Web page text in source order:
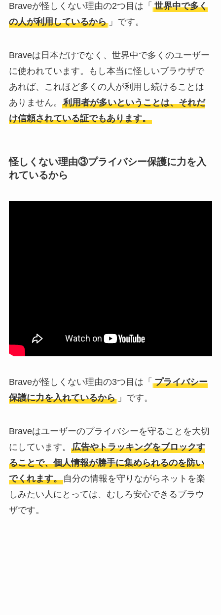
Braveが怪しくない理由の2つ目は「 世界中で多く
の人が利用しているから 」です。
Braveは日本だけでなく、世界中で多くのユーザー
に使われています。もし本当に怪しいブラウザで
あれば、これほど多くの人が利用し続けることは
ありません。 利用者が多いということは、それだ
け信頼されている証でもあります。
怪しくない理由③プライバシー保護に力を入
れているから
Braveが怪しくない理由の3つ目は「 プライバシー
保護に力を入れているから 」です。
Braveはユーザーのプライバシーを守ることを大切
にしています。 広告やトラッキングをブロックす
ることで、個人情報が勝手に集められるのを防い
でくれます。自分の情報を守りながらネットを楽
しみたい人にとっては、むしろ安心できるブラウ
ザです。